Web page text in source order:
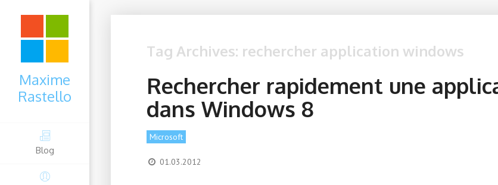
Maxime
Rastello
Blog
Tag Archives: rechercher application windows
Rechercher rapidement une
dans Windows 8
Microsoft
01.03.2012